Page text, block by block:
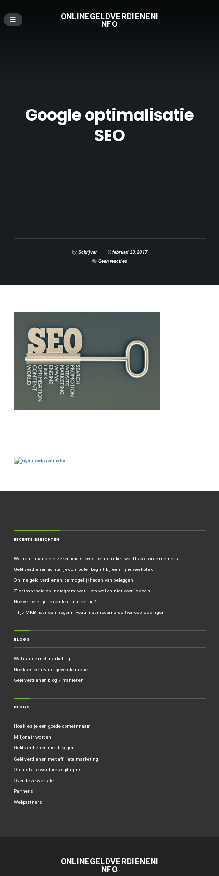
ONLINEGELDVERDIENENI
NFO
Google optimalisatie
SEO
by Schrijver
februari 23, 2017
Geen reacties
RECENTE BERICHTEN
Waarom financiële zekerheid steeds belangrijker wordt voor ondernemers
Geld verdienen achter je computer begint bij een fijne werkplek!
Online geld verdienen: de mogelijkheden van beleggen
Zichtbaarheid op Instagram: wat likes wel en niet voor je doen
Hoe verbeter jij je content marketing?
Til je MKB naar een hoger niveau met moderne softwareoplossingen
BLOGS
Wat is internet marketing
Hoe kies een winstgevende niche
Geld verdienen blog 7 manieren
BLOGS
Hoe kies je een goede domeinnaam
Miljonair worden
Geld verdienen met bloggen
Geld verdienen met affiliate marketing
Onmisbare wordpress plugins
Over deze website
Partners
Webpartners
ONLINEGELDVERDIENENI
NFO